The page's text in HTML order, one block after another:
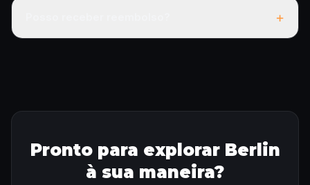
+
Pronto para explorar Berlin
à sua maneira?